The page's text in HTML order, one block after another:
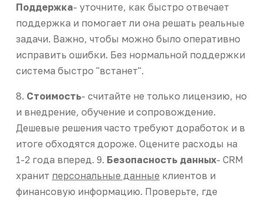
Поддержка- уточните, как быстро отвечает
поддержка и помогает ли она решать реальные
задачи. Важно, чтобы можно было оперативно
исправить ошибки. Без нормальной поддержки
система быстро "встанет".
8. Стоимость- считайте не только лицензию, но
и внедрение, обучение и сопровождение.
Дешевые решения часто требуют доработок и в
итоге обходятся дороже. Оцените расходы на
1-2 года вперед. 9. Безопасность данных- CRM
хранит персональные данные клиентов и
финансовую информацию. Проверьте, где